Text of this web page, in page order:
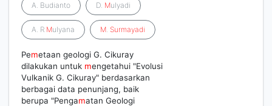
A. Budianto D. Mulyadi
A. R Mulyana M. Surmayadi
Pemetaan geologi G. Cikuray
dilakukan untuk mengetahui "Evolusi
Vulkanik G. Cikuray" berdasarkan
berbagai data penunjang, baik
berupa "Pengamatan Geologi